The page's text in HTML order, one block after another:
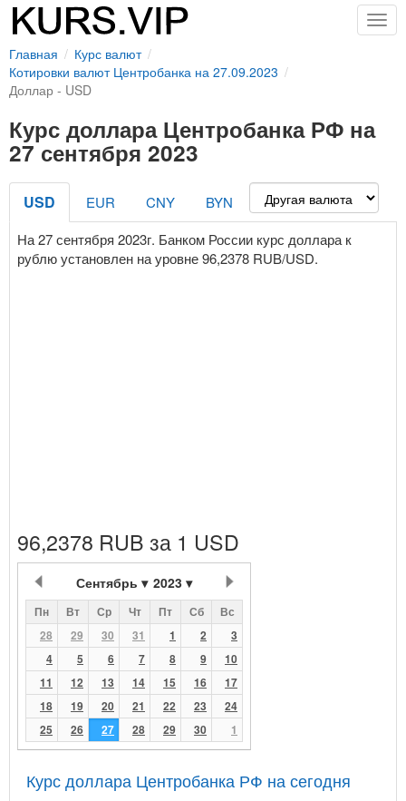
Главная
Курс валют
Котировки валют Центробанка на 27.09.2023
Доллар - USD
Курс доллара Центробанка РФ на
27 сентября 2023
USD EUR CNY
BYN
На 27 сентября 2023г. Банком России курс доллара к
рублю установлен на уровне 96,2378 RUB/USD.
96,2378 RUB за 1 USD
Сентябрь 2023
Пн Вт Ср Чт Пт Сб
Вс
28
29 30 31 1 2
3
4
5 6 7 8 9
10
11
12 13 14 15 16
17
18
19 20 21 22 23
24
25
26 27 28 29 30 1
Курс доллара Центробанка РФ на сегодня